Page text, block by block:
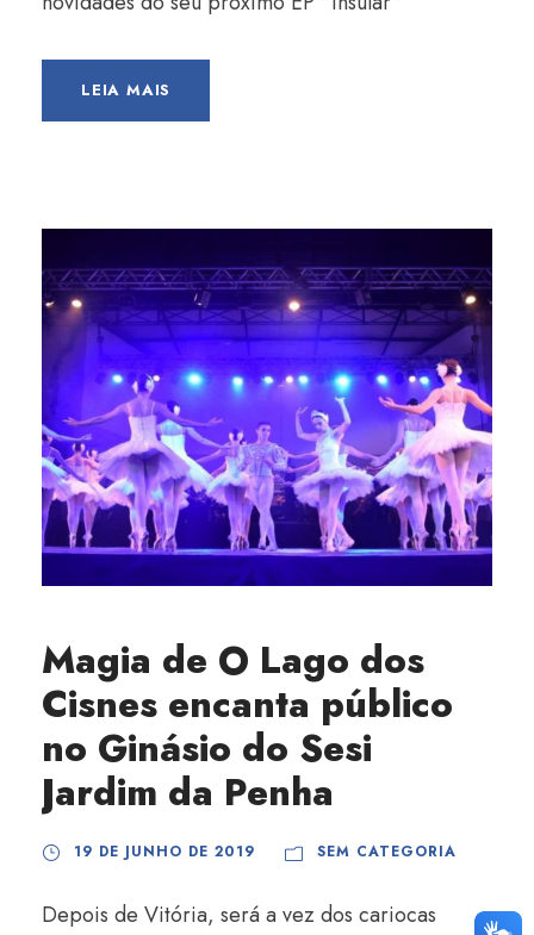
LEIA MAIS
Magia de O Lago dos
Cisnes encanta público
no Ginásio do Sesi
Jardim da Penha
19 DE JUNHO DE 2019 SEM CATEGORIA
Depois de Vitória, será a vez dos cariocas